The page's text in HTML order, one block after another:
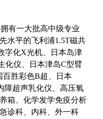
拥有一大批高中级专业
水平的飞利浦1.5T磁共
字化X光机、日本岛津
化仪、日本津岛C型臂
百胜彩色B超、日本
障超声乳化仪、高压氧
箱、化学发学免疫分析
诊科、内科、外一科